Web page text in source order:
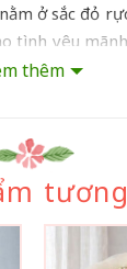
ở sắc đỏ
tình yêu
tạo cảm giác
bó hoa tối
thêm